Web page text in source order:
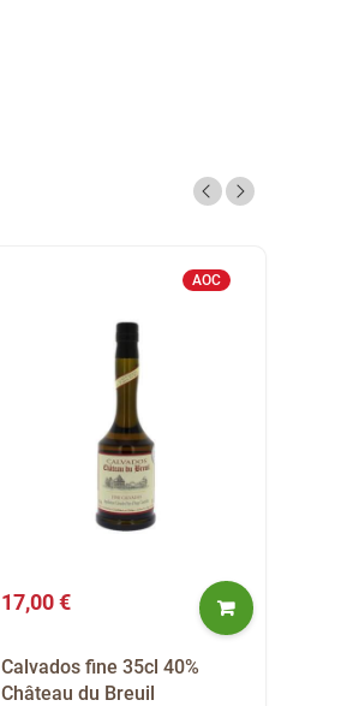
AOC
17,00 €
Calvados fine 35cl 40%
Château du Breuil